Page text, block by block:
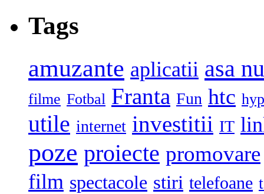
Tags
amuzante aplicatii asa nu
filme Fotbal Franta Fun htc
utile internet investitii IT
poze proiecte promovare
film spectacole stiri telefoane